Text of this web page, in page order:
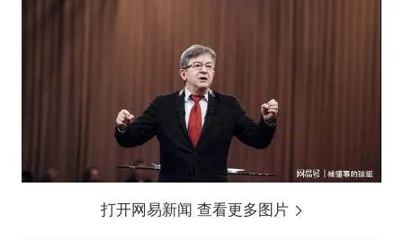
打开网易新闻 查看更多图片